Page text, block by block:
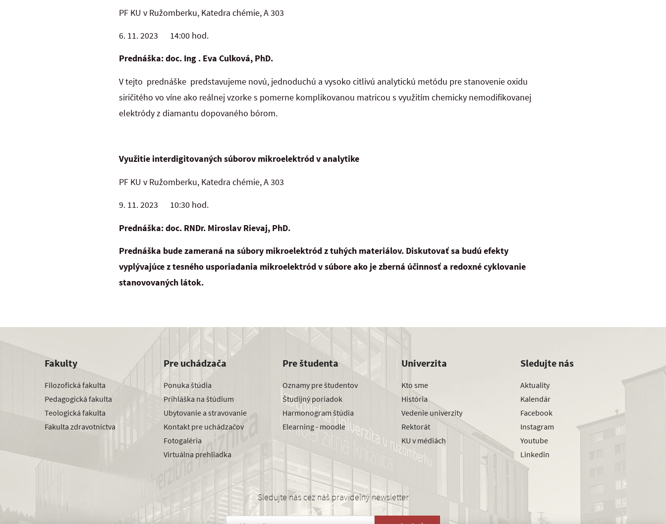
PF KU v Ružomberku, Katedra chémie, A 303
6. 11. 2023 14:00 hod.
Prednáška: doc. Ing . Eva Culková, PhD.
V tejto prednáške predstavujeme novú, jednoduchú a vysoko citlivú analytickú metódu pre stanovenie oxidu
siričitého vo víne ako reálnej vzorke s pomerne komplikovanou matricou s využitím chemicky nemodifikovanej
elektródy z diamantu dopovaného bórom.
Využitie interdigitovaných súborov mikroelektród v analytike
PF KU v Ružomberku, Katedra chémie, A 303
9. 11. 2023 10:30 hod.
Prednáška: doc. RNDr. Miroslav Rievaj, PhD.
Prednáška bude zameraná na súbory mikroelektród z tuhých materiálov. Diskutovať sa budú efekty
vyplývajúce z tesného usporiadania mikroelektród v súbore ako je zberná účinnosť a redoxné cyklovanie
stanovovaných látok.
Fakulty
Filozofická fakulta
Pedagogická fakulta
Teologická fakulta
Fakulta zdravotníctva
Pre uchádzača
Ponuka štúdia
Prihláška na štúdium
Ubytovanie a stravovanie
Kontakt pre uchádzačov
Fotogaléria
Virtuálna prehliadka
Pre študenta
Oznamy pre študentov
Študijný poriadok
Harmonogram štúdia
Elearning - moodle
Univerzita
Kto sme
História
Vedenie univerzity
Rektorát
KU v médiách
Sledujte nás
Aktuality
Kalendár
Facebook
Instagram
Youtube
Linkedin
Sledujte nás cez náš pravidelný newsletter